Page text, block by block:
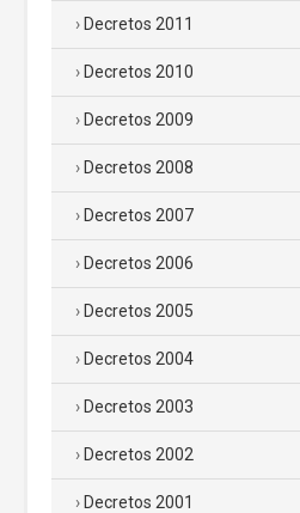
Decretos 2011
Decretos 2010
Decretos 2009
Decretos 2008
Decretos 2007
Decretos 2006
Decretos 2005
Decretos 2004
Decretos 2003
Decretos 2002
Decretos 2001